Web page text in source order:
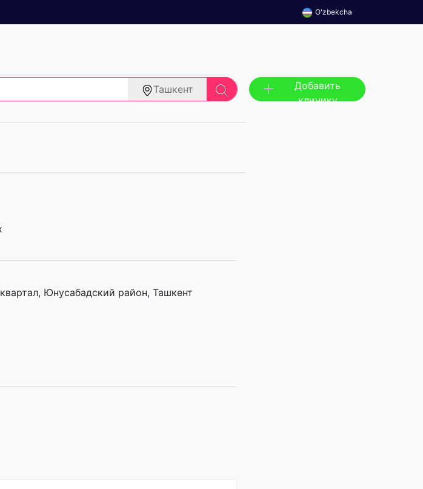
O'zbekcha
Ташкент
Добавить
клинику
Юнусабадский район, Ташкент